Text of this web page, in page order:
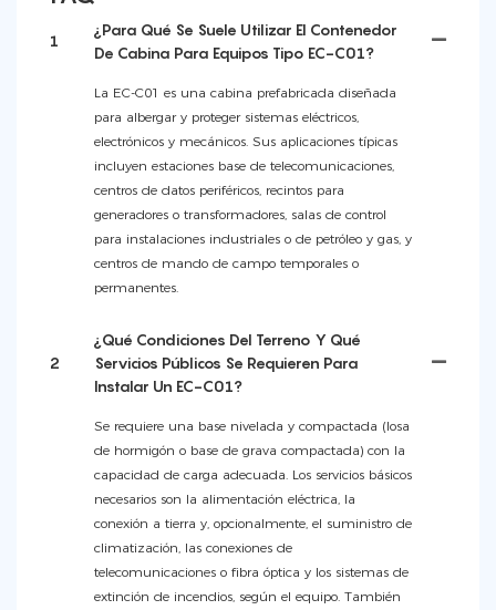
1
¿Para Qué Se Suele Utilizar El Contenedor
De Cabina Para Equipos Tipo EC-C01?
La EC-C01 es una cabina prefabricada diseñada
para albergar y proteger sistemas eléctricos,
electrónicos y mecánicos. Sus aplicaciones típicas
incluyen estaciones base de telecomunicaciones,
centros de datos periféricos, recintos para
generadores o transformadores, salas de control
para instalaciones industriales o de petróleo y gas, y
centros de mando de campo temporales o
permanentes.
2
¿Qué Condiciones Del Terreno Y Qué
Servicios Públicos Se Requieren Para
Instalar Un EC-C01?
Se requiere una base nivelada y compactada (losa
de hormigón o base de grava compactada) con la
capacidad de carga adecuada. Los servicios básicos
necesarios son la alimentación eléctrica, la
conexión a tierra y, opcionalmente, el suministro de
climatización, las conexiones de
telecomunicaciones o fibra óptica y los sistemas de
extinción de incendios, según el equipo. También